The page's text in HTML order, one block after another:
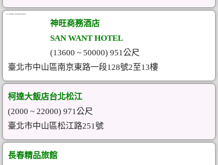
神旺商務酒店
SAN WANT HOTEL
(13600 ~ 50000) 951公尺
臺北市中山區南京東路一段128號2至13樓
柯達大飯店台北松江
(2000 ~ 22000) 971公尺
臺北市中山區松江路251號
長春精品旅館